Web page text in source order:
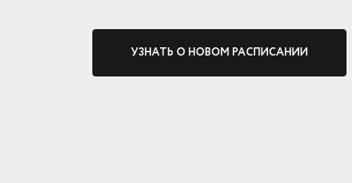
УЗНАТЬ О НОВОМ РАСПИСАНИИ